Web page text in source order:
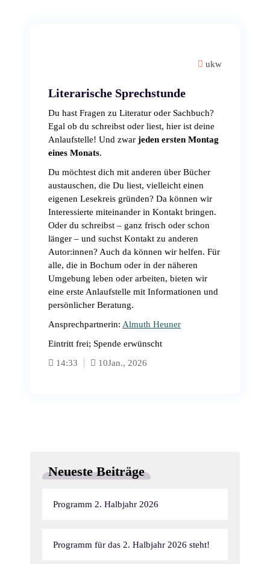
ukw
Literarische Sprechstunde
Du hast Fragen zu Literatur oder Sachbuch?
Egal ob du schreibst oder liest, hier ist deine
Anlaufstelle! Und zwar jeden ersten Montag
eines Monats.
Du möchtest dich mit anderen über Bücher
austauschen, die Du liest, vielleicht einen
eigenen Lesekreis gründen? Da können wir
Interessierte miteinander in Kontakt bringen.
Oder du schreibst – ganz frisch oder schon
länger – und suchst Kontakt zu anderen
Autor:innen? Auch da können wir helfen. Für
alle, die in Bochum oder in der näheren
Umgebung leben oder arbeiten, bieten wir
eine erste Anlaufstelle mit Informationen und
persönlicher Beratung.
Ansprechpartnerin: Almuth Heuner
Eintritt frei; Spende erwünscht
14:33
10Jan., 2026
Neueste Beiträge
Programm 2. Halbjahr 2026
Programm für das 2. Halbjahr 2026 steht!